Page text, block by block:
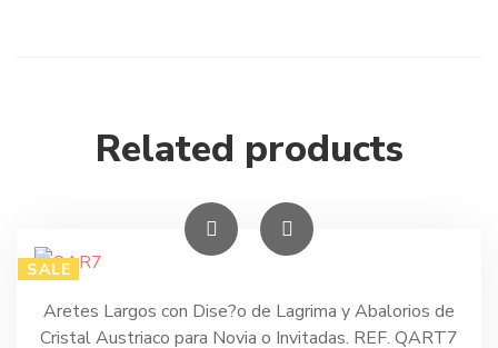
Related products
SALE
Aretes Largos con Dise?o de Lagrima y Abalorios de
Cristal Austriaco para Novia o Invitadas. REF. QART7